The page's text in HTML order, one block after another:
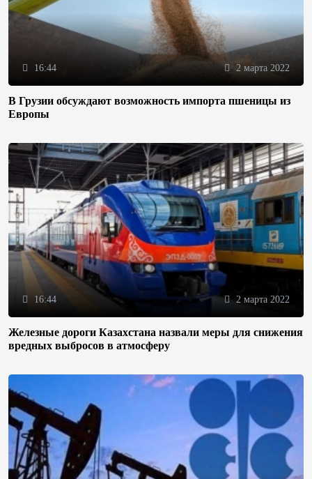
16:44 2 марта 2022
В Грузии обсуждают возможность импорта пшеницы из
Европы
16:44 2 марта 2022
Железные дороги Казахстана назвали меры для снижения
вредных выбросов в атмосферу